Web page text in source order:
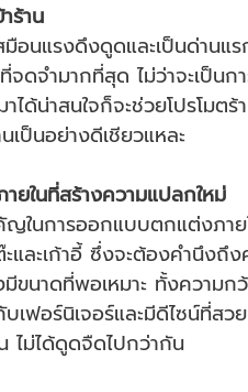
ร้าน
มือนแรงดึงดูดและเป็นด่านแ
ดจำมากที่สุด ไม่ว่าจะเป็น
ได้น่าสนใจก็จะช่วยโปรโมต
เป็นอย่างดีเชียวแหละ
ยในที่สร้างความแปลกใหม่
ญในการออกแบบตกแต่งภา
และเก้าอี้ ซึ่งจะต้องคำนึงถึง
มีขนาดที่พอเหมาะ ทั้งความ
ฟอร์นิเจอร์และมีดีไซน์ที่ส
ไม่ได้ดูดจืดไปกว่ากัน